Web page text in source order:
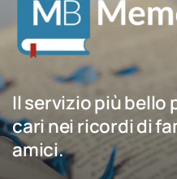
Il servizio più bello
cari nei ricordi di
amici.